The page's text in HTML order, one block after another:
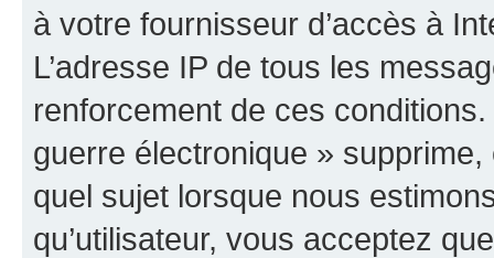
à votre fournisseur d’accès à
L’adresse IP de tous les
renforcement de ces
guerre électronique »
quel sujet lorsque nous
qu’utilisateur, vous acceptez